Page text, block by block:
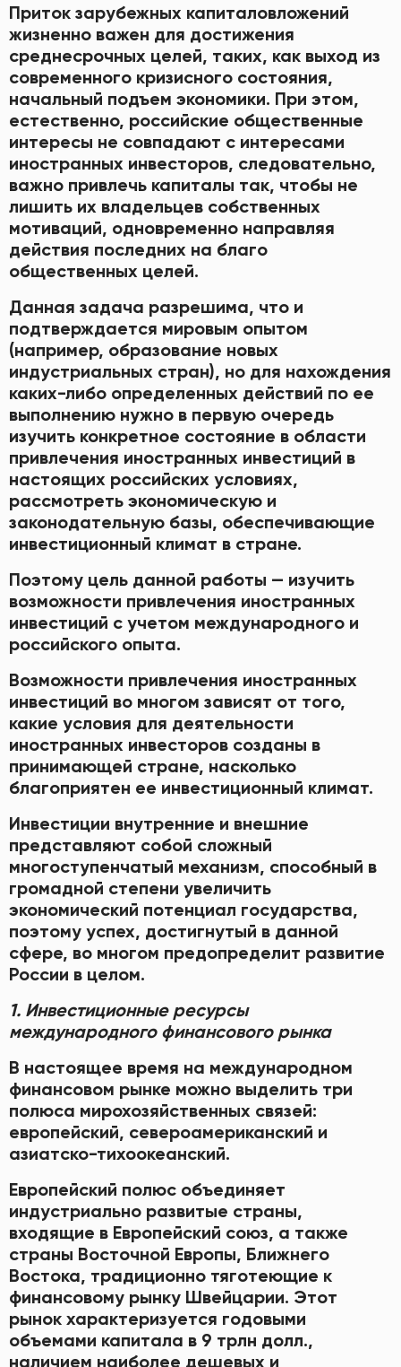
Приток зарубежных капиталовложений
жизненно важен для достижения
среднесрочных целей, таких, как выход из
современного кризисного состояния,
начальный подъем экономики. При этом,
естественно, российские общественные
интересы не совпадают с интересами
иностранных инвесторов, следовательно,
важно привлечь капиталы так, чтобы не
лишить их владельцев собственных
мотиваций, одновременно направляя
действия последних на благо
общественных целей.
Данная задача разрешима, что и
подтверждается мировым опытом
(например, образование новых
индустриальных стран), но для нахождения
каких-либо определенных действий по ее
выполнению нужно в первую очередь
изучить конкретное состояние в области
привлечения иностранных инвестиций в
настоящих российских условиях,
рассмотреть экономическую и
законодательную базы, обеспечивающие
инвестиционный климат в стране.
Поэтому цель данной работы — изучить
возможности привлечения иностранных
инвестиций с учетом международного и
российского опыта.
Возможности привлечения иностранных
инвестиций во многом зависят от того,
какие условия для деятельности
иностранных инвесторов созданы в
принимающей стране, насколько
благоприятен ее инвестиционный климат.
Инвестиции внутренние и внешние
представляют собой сложный
многоступенчатый механизм, способный в
громадной степени увеличить
экономический потенциал государства,
поэтому успех, достигнутый в данной
сфере, во многом предопределит развитие
России в целом.
1. Инвестиционные ресурсы
международного финансового рынка
В настоящее время на международном
финансовом рынке можно выделить три
полюса мирохозяйственных связей:
европейский, североамериканский и
азиатско-тихоокеанский.
Европейский полюс объединяет
индустриально развитые страны,
входящие в Европейский союз, а также
страны Восточной Европы, Ближнего
Востока, традиционно тяготеющие к
финансовому рынку Швейцарии. Этот
рынок характеризуется годовыми
объемами капитала в 9 трлн долл.,
наличием наиболее дешевых и